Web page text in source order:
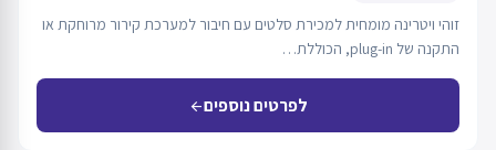
זוהי ויטרינה מומחית למכירת סלטים עם חיבור למערכת קירור מרוחקת או
התקנה של plug-in, הכוללת…
לפרטים נוספיםarrow_back